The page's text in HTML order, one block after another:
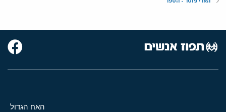
האח הגדול